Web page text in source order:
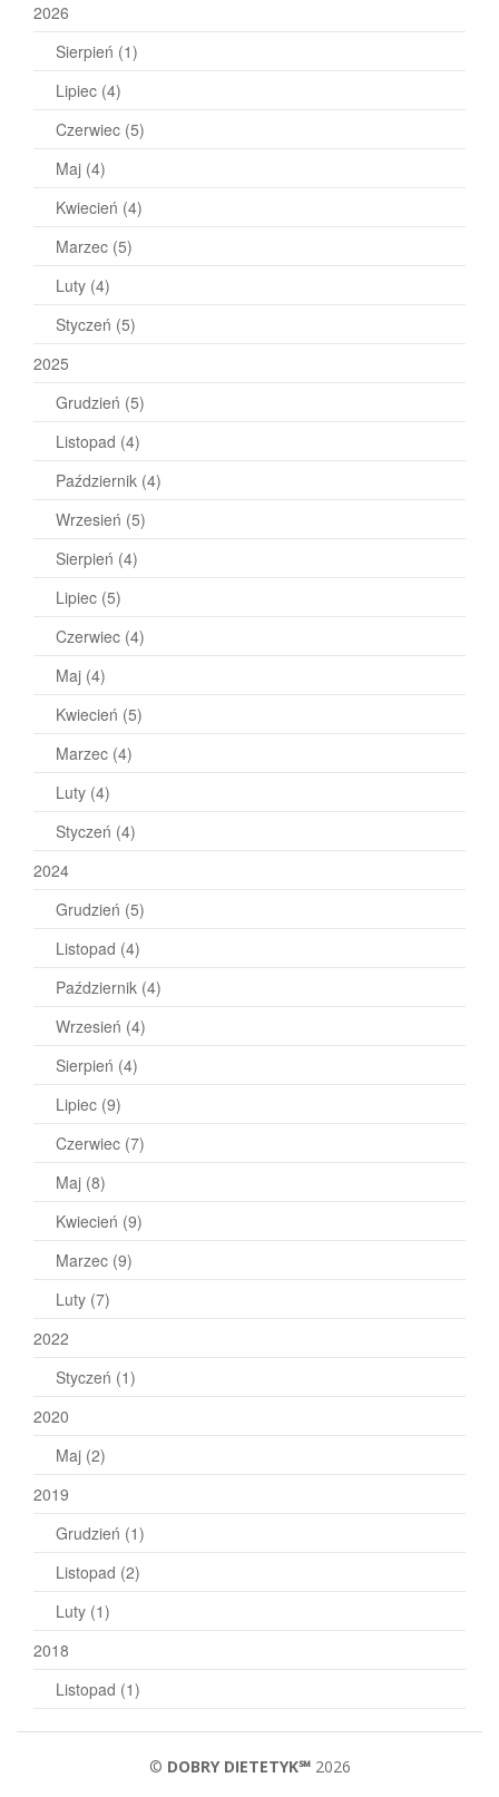
2026
Sierpień (1)
Lipiec (4)
Czerwiec (5)
Maj (4)
Kwiecień (4)
Marzec (5)
Luty (4)
Styczeń (5)
2025
Grudzień (5)
Listopad (4)
Październik (4)
Wrzesień (5)
Sierpień (4)
Lipiec (5)
Czerwiec (4)
Maj (4)
Kwiecień (5)
Marzec (4)
Luty (4)
Styczeń (4)
2024
Grudzień (5)
Listopad (4)
Październik (4)
Wrzesień (4)
Sierpień (4)
Lipiec (9)
Czerwiec (7)
Maj (8)
Kwiecień (9)
Marzec (9)
Luty (7)
2022
Styczeń (1)
2020
Maj (2)
2019
Grudzień (1)
Listopad (2)
Luty (1)
2018
Listopad (1)
© DOBRY DIETETYK℠2026